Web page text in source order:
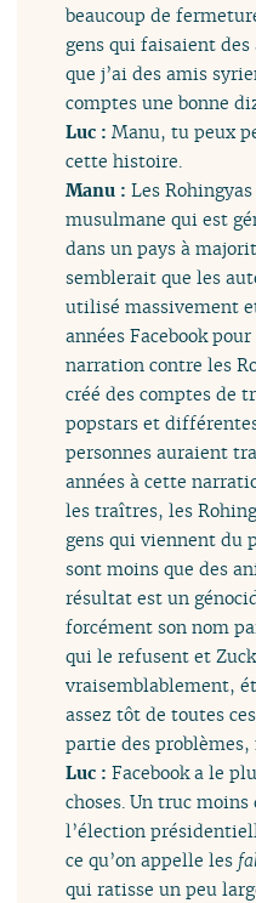
beaucoup de
gens qui faisaient
que j’ai des amis
comptes une bonne
Luc :Manu, tu peux
cette histoire.
Manu :Les
musulmane qui est
dans un pays à
semblerait que les
utilisé massivement
années Facebook
narration contre les
créé des comptes de
popstars et
personnes auraient
années à cette
les traîtres, les
gens qui viennent du
sont moins que des
résultat est un
forcément son nom
qui le refusent et
vraisemblablement,
assez tôt de toutes
partie des problèmes,
Luc :Facebook a le
choses. Un truc
l’élection
ce qu’on appelle les
qui ratisse un peu